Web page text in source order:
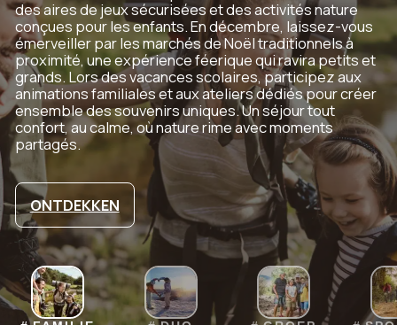
des aires de jeux sécurisées et des activités nature
conçues pour les enfants. En décembre, laissez-vous
émerveiller par les marchés de Noël traditionnels à
proximité, une expérience féerique qui ravira petits et
grands. Lors des vacances scolaires, participez aux
animations familiales et aux ateliers dédiés pour créer
ensemble des souvenirs uniques. Un séjour tout
confort, au calme, où nature rime avec moments
partagés.
ONTDEKKEN